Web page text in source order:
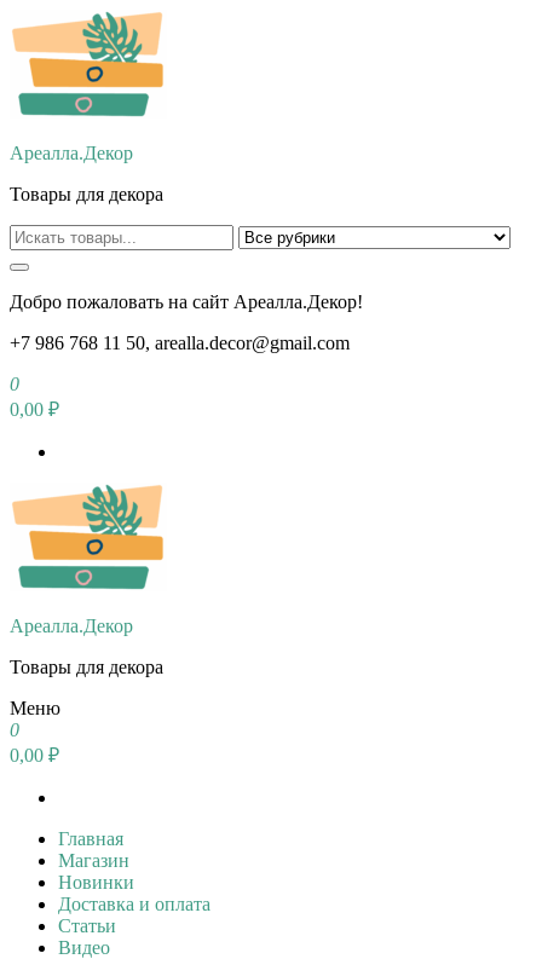
Перейти
к
содержимому
Ареалла.Декор
Товары для декора
Добро пожаловать на сайт Ареалла.Декор!
+7 986 768 11 50, arealla.decor@gmail.com
0
0,00 ₽
Ареалла.Декор
Товары для декора
Меню
0
0,00 ₽
Главная
Магазин
Новинки
Доставка и оплата
Статьи
Видео